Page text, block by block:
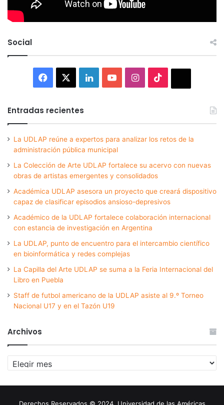
Social
Facebook LinkedInYouTubeInstagram
Entradas recientes
La UDLAP reúne a expertos para analizar los retos de la
administración pública municipal
La Colección de Arte UDLAP fortalece su acervo con nuevas
obras de artistas emergentes y consolidados
Académica UDLAP asesora un proyecto que creará dispositivo
capaz de clasificar episodios ansioso-depresivos
Académico de la UDLAP fortalece colaboración internacional
con estancia de investigación en Argentina
La UDLAP, punto de encuentro para el intercambio científico
en bioinformática y redes complejas
La Capilla del Arte UDLAP se suma a la Feria Internacional del
Libro en Puebla
Staff de futbol americano de la UDLAP asiste al 9.º Torneo
Nacional U17 y en el Tazón U19
Archivos
Archivos